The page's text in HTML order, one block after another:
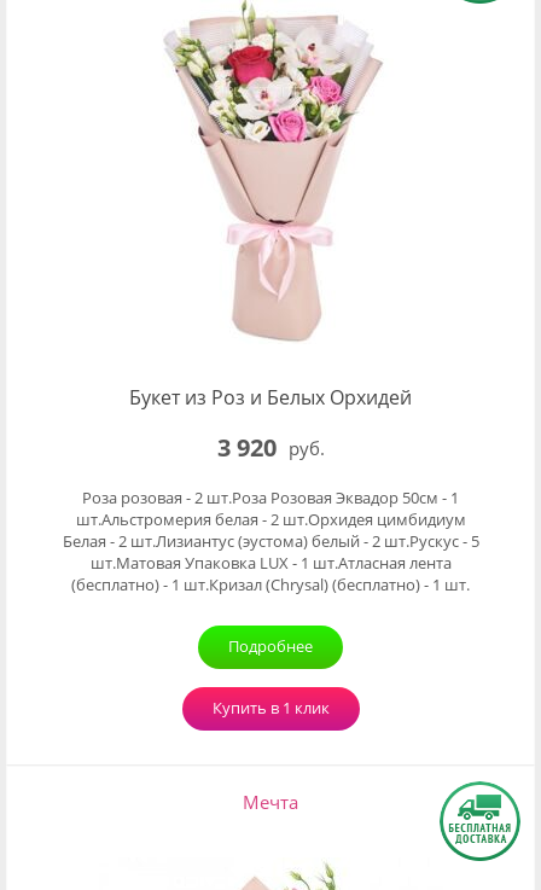
Букет из Роз и Белых Орхидей
3 920 руб.
Роза розовая - 2 шт.Роза Розовая Эквадор 50см - 1
шт.Альстромерия белая - 2 шт.Орхидея цимбидиум
Белая - 2 шт.Лизиантус (эустома) белый - 2 шт.Рускус - 5
шт.Матовая Упаковка LUX - 1 шт.Атласная лента
(бесплатно) - 1 шт.Кризал (Chrysal) (бесплатно) - 1 шт.
Подробнее
Купить в 1 клик
Мечта